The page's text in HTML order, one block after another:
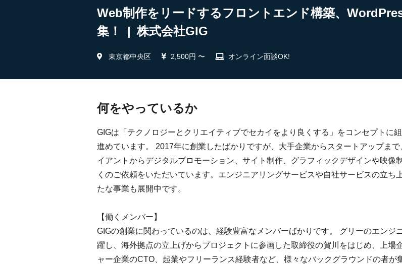
Web制作をリードするフロントエンド構築、
集！ | 株式会社GIG
東京都中央区 2,500円 〜 オンライン面談OK!
何をやっているか
GIGは「テクノロジーとクリエイティブでセカイをより良くする」をコンセプトに
進めています。 2017年に創業したばかりですが、大手企業からスタートアップまで
イアントからデジタルプロモーション、サイト制作、グラフィックデザインや映像
くのご依頼をいただいています。エンジニアリングサービスや自社サービスの立ち
たな事業も展開中です。
【働くメンバー】
GIGの創業に関わっているのは、経験豊富なメンバーばかりです。 グリーのエンジ
躍し、海外拠点の立上げからプロジェクトに参画した取締役の賀川をはじめ、上場
ャー企業のCTO、起業やフリーランス経験者など、様々なバックグラウンドの者が